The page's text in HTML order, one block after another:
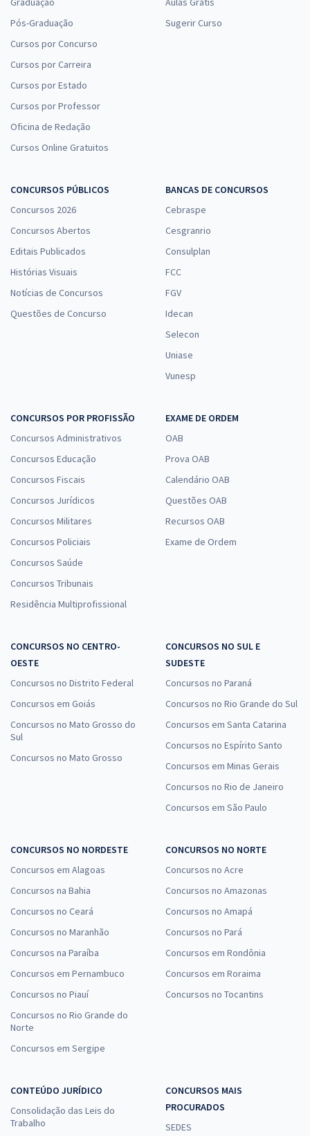
Pós-Graduação
Cursos por Concurso
Cursos por Carreira
Cursos por Estado
Cursos por Professor
Oficina de Redação
Cursos Online Gratuitos
Sugerir Curso
CONCURSOS PÚBLICOS
Concursos 2026
Concursos Abertos
Editais Publicados
Histórias Visuais
Notícias de Concursos
Questões de Concurso
BANCAS DE CONCURSOS
Cebraspe
Cesgranrio
Consulplan
FCC
FGV
Idecan
Selecon
Uniase
Vunesp
CONCURSOS POR PROFISSÃO
Concursos Administrativos
Concursos Educação
Concursos Fiscais
Concursos Jurídicos
Concursos Militares
Concursos Policiais
Concursos Saúde
Concursos Tribunais
Residência Multiprofissional
EXAME DE ORDEM
OAB
Prova OAB
Calendário OAB
Questões OAB
Recursos OAB
Exame de Ordem
CONCURSOS NO CENTRO-
OESTE
Concursos no Distrito Federal
Concursos em Goiás
Concursos no Mato Grosso do
Sul
Concursos no Mato Grosso
CONCURSOS NO SUL E
SUDESTE
Concursos no Paraná
Concursos no Rio Grande do Sul
Concursos em Santa Catarina
Concursos no Espírito Santo
Concursos em Minas Gerais
Concursos no Rio de Janeiro
Concursos em São Paulo
CONCURSOS NO NORDESTE
Concursos em Alagoas
Concursos na Bahia
Concursos no Ceará
Concursos no Maranhão
Concursos na Paraíba
Concursos em Pernambuco
Concursos no Piauí
Concursos no Rio Grande do
Norte
Concursos em Sergipe
CONCURSOS NO NORTE
Concursos no Acre
Concursos no Amazonas
Concursos no Amapá
Concursos no Pará
Concursos em Rondônia
Concursos em Roraima
Concursos no Tocantins
CONTEÚDO JURÍDICO
Consolidação das Leis do
Trabalho
CONCURSOS MAIS
PROCURADOS
SEDES